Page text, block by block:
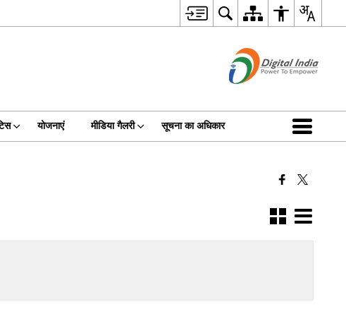
योजनाएं मीडिया गैलरी सूचना का अधिकार